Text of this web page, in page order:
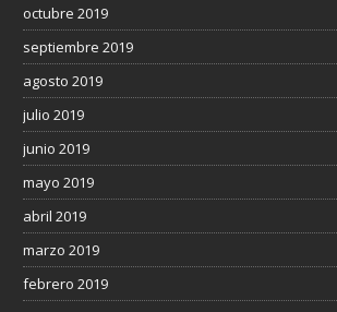
octubre 2019
septiembre 2019
agosto 2019
julio 2019
junio 2019
mayo 2019
abril 2019
marzo 2019
febrero 2019